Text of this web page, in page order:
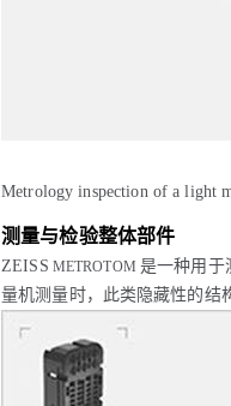
Metrology inspection of a light
测量与检验整体部件
ZEISS METROTOM是一种用于
量机测量时，此类隐藏性的结